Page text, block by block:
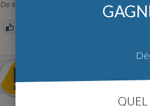
De tous ceux qui n'ont rien à dire, les plus
QUEL